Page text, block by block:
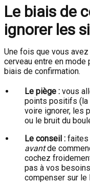
Le biais de
ignorer les
Une fois que vous
cerveau entre en
biais de confirmation.
Le piège : vous
points positifs (la
voire ignorer, les
ou le bruit du
Le conseil : faites
avantde
cochez
pas à vos
compenser sur le